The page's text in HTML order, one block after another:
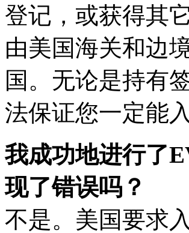
登记，或获得其
由美国海关和边
国。无论是持有
法保证您一定能
我成功地进行了
现了错误吗？
不是。美国要求